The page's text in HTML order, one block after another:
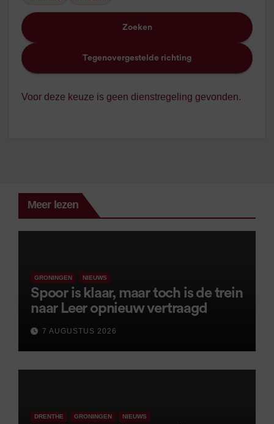
Zoeken
Tegenovergestelde richting
Voor deze keuze is geen dienstregeling gevonden.
Meer lezen
GRONINGEN NIEUWS
Spoor is klaar, maar toch is de trein
naar Leer opnieuw vertraagd
7 AUGUSTUS 2026
DRENTHE GRONINGEN NIEUWS